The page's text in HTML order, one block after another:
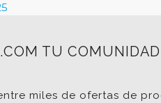
TU
miles de ofertas de